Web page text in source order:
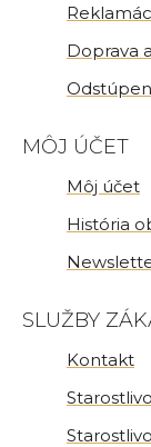
Doprava
MÔJ ÚČET
Môj účet
História
SLUŽBY
Kontakt